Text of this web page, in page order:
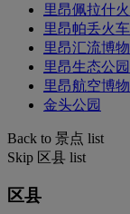
里昂佩拉什
里昂帕丢火
里昂汇流博
里昂生态公园
里昂航空博
金头公园
Back to 景点 list
Skip 区县 list
区县